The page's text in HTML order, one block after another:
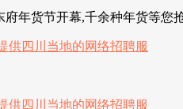
府年货节开幕,千余种年货等您